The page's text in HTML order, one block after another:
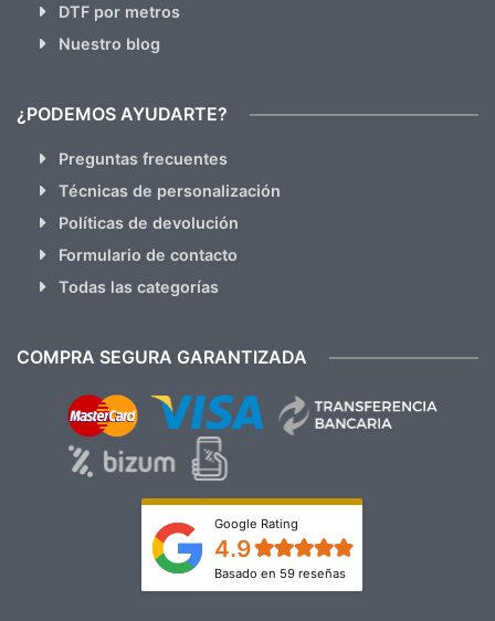
DTF por metros
Nuestro blog
¿PODEMOS AYUDARTE?
Preguntas frecuentes
Técnicas de personalización
Políticas de devolución
Formulario de contacto
Todas las categorías
COMPRA SEGURA GARANTIZADA
Google Rating
4.9
Basado en 59 reseñas